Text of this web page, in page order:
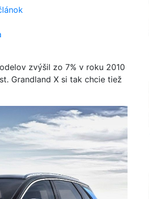
zvýšil zo 7% v roku 2010
Grandland X si tak chcie tiež